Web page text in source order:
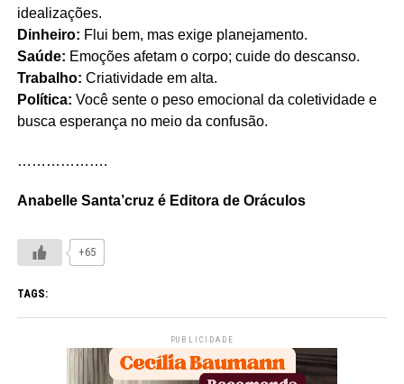
idealizações.
Dinheiro: Flui bem, mas exige planejamento.
Saúde: Emoções afetam o corpo; cuide do descanso.
Trabalho: Criatividade em alta.
Política: Você sente o peso emocional da coletividade e
busca esperança no meio da confusão.
……………….
Anabelle Santa’cruz é Editora de Oráculos
+65
TAGS:
PUBLICIDADE